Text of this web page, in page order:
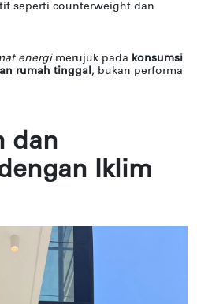
seperti counterweight dan
energimerujuk pada
konsumsi
rumah tinggal , bukan performa
dan
Iklim